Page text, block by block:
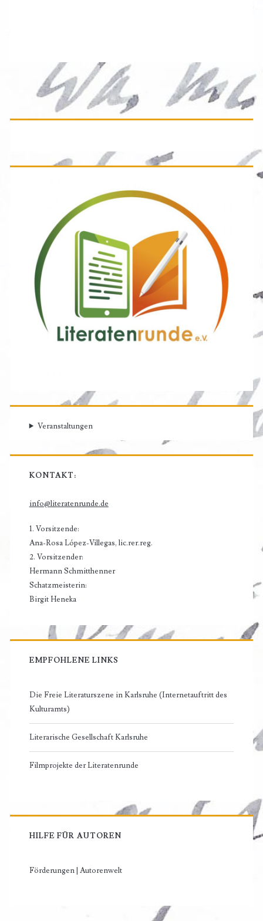
Primäre
Seitenleiste
Veranstaltungen
KONTAKT:
info@literatenrunde.de
1. Vorsitzende:
Ana-Rosa López-Villegas, lic.rer.reg.
2. Vorsitzender:
Hermann Schmitthenner
Schatzmeisterin:
Birgit Heneka
EMPFOHLENE LINKS
Die Freie Literaturszene in Karlsruhe (Internetauftritt des
Kulturamts)
Literarische Gesellschaft Karlsruhe
Filmprojekte der Literatenrunde
HILFE FÜR AUTOREN
Förderungen | Autorenwelt